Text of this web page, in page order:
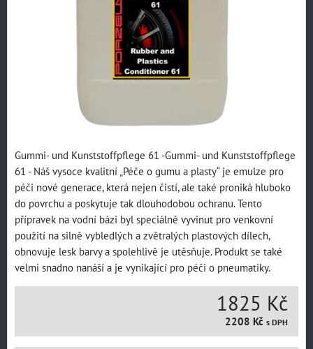
Gummi- und Kunststoffpflege 61 -Gummi- und Kunststoffpflege
61 - Náš vysoce kvalitní „Péče o gumu a plasty“ je emulze pro
péči nové generace, která nejen čistí, ale také proniká hluboko
do povrchu a poskytuje tak dlouhodobou ochranu. Tento
přípravek na vodní bázi byl speciálně vyvinut pro venkovní
použití na silně vybledlých a zvětralých plastových dílech,
obnovuje lesk barvy a spolehlivě je utěsňuje. Produkt se také
velmi snadno nanáší a je vynikající pro péči o pneumatiky.
1825 Kč
2208 Kč s DPH